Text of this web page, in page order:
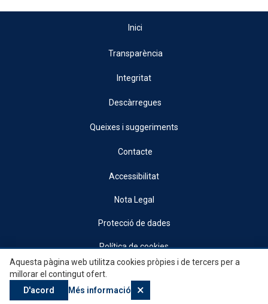
Inici
Transparència
Integritat
Descàrregues
Queixes i suggeriments
Contacte
Accessibilitat
Nota Legal
Protecció de dades
Política de cookies
© 2026, Generalitat • Conselleria d’Indústria, Turisme, Innovació i Comerç •
Institut Valencià de Competitivitat Empresarial
Aquesta pàgina web utilitza cookies pròpies i de tercers per a
millorar el contingut ofert.
D'acord
Més informació ×